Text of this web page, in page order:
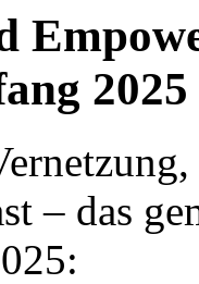
2025
– das